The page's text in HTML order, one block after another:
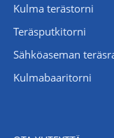
Kulma terästorni
Teräsputkitorni
Sähköaseman
Kulmabaaritorni